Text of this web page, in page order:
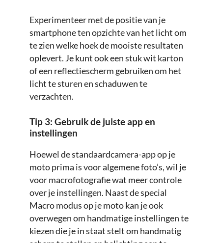
Experimenteer met de positie van je
smartphone ten opzichte van het licht om
te zien welke hoek de mooiste resultaten
oplevert. Je kunt ook een stuk wit karton
of een reflectiescherm gebruiken om het
licht te sturen en schaduwen te
verzachten.
Tip 3: Gebruik de juiste app en
instellingen
Hoewel de standaardcamera-app op je
moto prima is voor algemene foto’s, wil je
voor macrofotografie wat meer controle
over je instellingen. Naast de special
Macro modus op je moto kan je ook
overwegen om handmatige instellingen te
kiezen die je in staat stelt om handmatig